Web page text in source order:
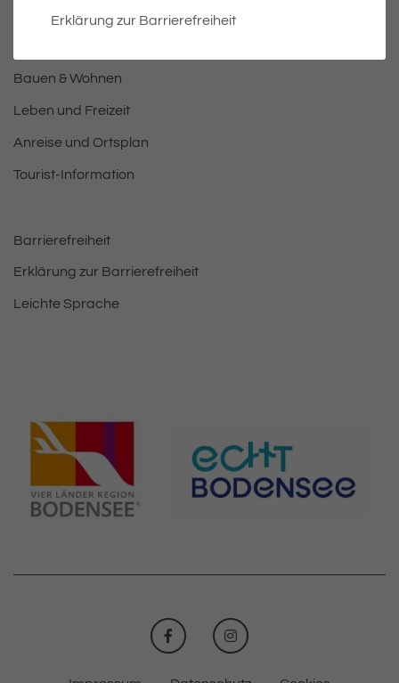
Öffnungszeiten Rathaus
Bauen & Wohnen
Leben und Freizeit
Anreise und Ortsplan
Tourist-Information
Barrierefreiheit
Erklärung zur Barrierefreiheit
Leichte Sprache
FACEBOOKINSTAGRAM
Erklärung zur Barrierefreiheit